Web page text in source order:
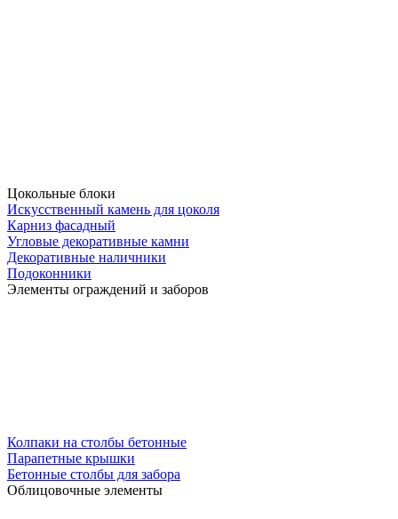
Цокольные блоки
Искусственный камень для цоколя
Карниз фасадный
Угловые декоративные камни
Декоративные наличники
Подоконники
Элементы ограждений и заборов
Колпаки на столбы бетонные
Парапетные крышки
Бетонные столбы для забора
Облицовочные элементы